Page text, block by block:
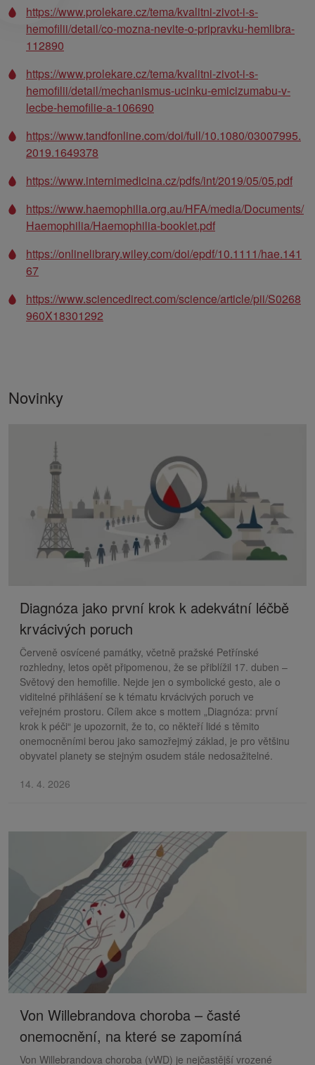
https://www.prolekare.cz/tema/kvalitni-zivot-i-s-
hemofilii/detail/co-mozna-nevite-o-pripravku-hemlibra-
112890
https://www.prolekare.cz/tema/kvalitni-zivot-i-s-
hemofilii/detail/mechanismus-ucinku-emicizumabu-v-
lecbe-hemofilie-a-106690
https://www.tandfonline.com/doi/full/10.1080/03007995.
2019.1649378
https://www.internimedicina.cz/pdfs/int/2019/05/05.pdf
https://www.haemophilia.org.au/HFA/media/Documents/
Haemophilia/Haemophilia-booklet.pdf
https://onlinelibrary.wiley.com/doi/epdf/10.1111/hae.141
67
https://www.sciencedirect.com/science/article/pii/S0268
960X18301292
Novinky
Diagnóza jako první krok k adekvátní léčbě
krvácivých poruch
Červeně osvícené památky, včetně pražské Petřínské
rozhledny, letos opět připomenou, že se přiblížil 17. duben –
Světový den hemofilie. Nejde jen o symbolické gesto, ale o
viditelné přihlášení se k tématu krvácivých poruch ve
veřejném prostoru. Cílem akce s mottem „Diagnóza: první
krok k péči“ je upozornit, že to, co někteří lidé s těmito
onemocněními berou jako samozřejmý základ, je pro většinu
obyvatel planety se stejným osudem stále nedosažitelné.
14. 4. 2026
Von Willebrandova choroba – časté
onemocnění, na které se zapomíná
Von Willebrandova choroba (vWD) je nejčastější vrozené